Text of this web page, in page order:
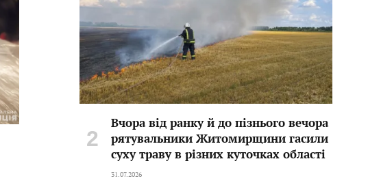
Вчора від ранку й до пізнього вечора
рятувальники Житомирщини гасили
суху траву в різних куточках області
31.07.2026